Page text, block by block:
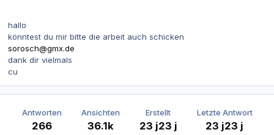
hallo
könntest du mir bitte die arbeit auch schicken
sorosch@gmx.de
dank dir vielmals
cu
Antworten
266
Ansichten
36.1k
Erstellt
23 j23 j
Letzte Antwort
23 j23 j